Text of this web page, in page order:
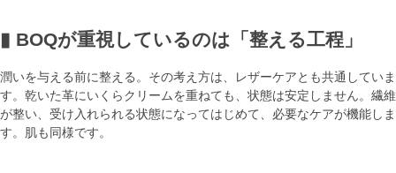
▮ BOQが重視しているのは「整える工程」
潤いを与える前に整える。その考え方は、レザーケアとも共通していま
す。乾いた革にいくらクリームを重ねても、状態は安定しません。繊維
が整い、受け入れられる状態になってはじめて、必要なケアが機能しま
す。肌も同様です。